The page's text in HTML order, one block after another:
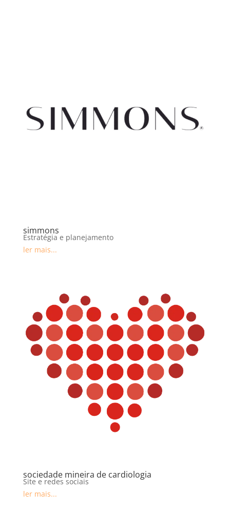
simmons
Estratégia e planejamento
ler mais...
sociedade mineira de cardiologia
Site e redes sociais
ler mais...